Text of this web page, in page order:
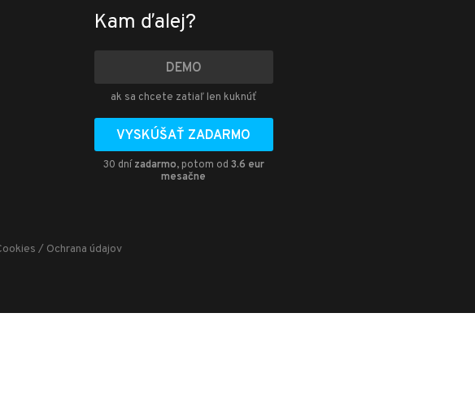
Kam ďalej?
DEMO
ak sa chcete zatiaľ len kuknúť
VYSKÚŠAŤ ZADARMO
30 dní zadarmo, potom od 3.6 eur
mesačne
/ Ochrana údajov